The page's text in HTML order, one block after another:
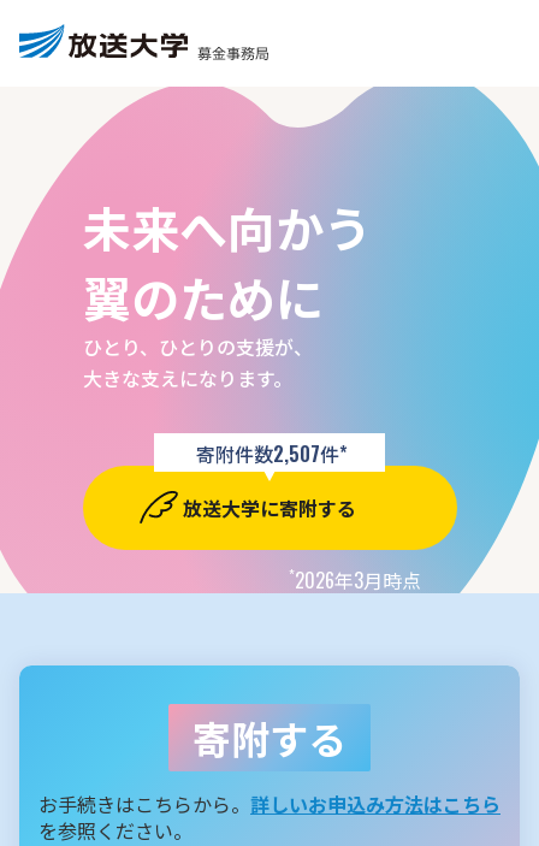
未来へ向かう
翼のために
ひとり、ひとりの支援が、
大きな支えになります。
寄附件数2,507件*
放送大学に寄附する
*2026年3月時点
寄附する
お手続きはこちらから。 詳しいお申込み方法はこちら
を参照ください。